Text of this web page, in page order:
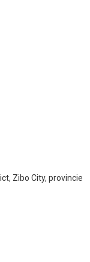
Zibo City, provincie